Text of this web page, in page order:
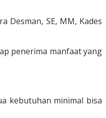
Desman, SE, MM, Kades
penerima manfaat yang
kebutuhan minimal bisa